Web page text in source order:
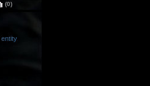
(0)
entity